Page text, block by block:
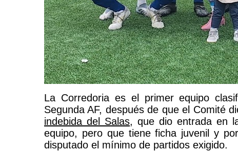
La Corredoria es el primer equipo
Segunda AF, después de que el Comité
indebida del Salas, que dio entrada en
equipo, pero que tiene ficha juvenil y
disputado el mínimo de partidos exigido.